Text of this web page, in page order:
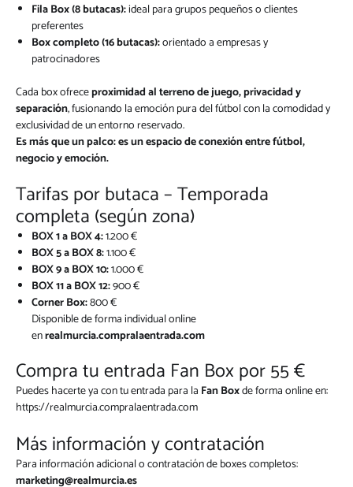
Fila Box (8 butacas):ideal para grupos pequeños o clientes
preferentes
Box completo (16 butacas):orientado a empresas y
patrocinadores
Cada box ofreceproximidad al terreno de juego, privacidad y
separación, fusionando la emoción pura del fútbol con la comodidad y
exclusividad de un entorno reservado.
Es más que un palco: es un espacio de conexión entre fútbol,
negocio y emoción.
Tarifas por butaca – Temporada
completa (según zona)
BOX 1 a BOX 4:1.200 €
BOX 5 a BOX 8:1.100 €
BOX 9 a BOX 10:1.000 €
BOX 11 a BOX 12:900 €
Corner Box:800 €
Disponible de forma individual online
enrealmurcia.compralaentrada.com
Compra tu entrada Fan Box por 55 €
Puedes hacerte ya con tu entrada para la Fan Boxde forma online en:
https://realmurcia.compralaentrada.com
Más información y contratación
Para información adicional o contratación de boxes completos:
marketing@realmurcia.es